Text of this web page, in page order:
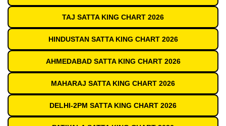
TAJ SATTA KING CHART 2026
HINDUSTAN SATTA KING CHART 2026
AHMEDABAD SATTA KING CHART 2026
MAHARAJ SATTA KING CHART 2026
DELHI-2PM SATTA KING CHART 2026